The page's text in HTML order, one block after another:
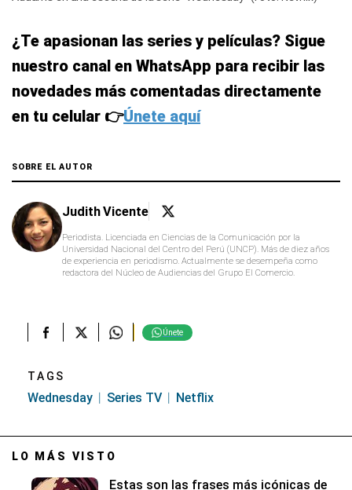
¿Te apasionan las series y películas? Sigue
nuestro canal en WhatsApp para recibir las
novedades más comentadas directamente
en tu celular 👉Únete aquí
SOBRE EL AUTOR
Judith Vicente
Periodista. Licenciada en Ciencias de la Comunicación por la
Universidad Nacional del Centro del Perú (UNCP). Más de diez años
de experiencia en periodismo. Actualmente se desempeña como
redactora del Núcleo de Audiencias del Grupo El Comercio.
Únete
TAGS
Wednesday Series TV Netflix
LO MÁS VISTO
Estas son las frases más icónicas de